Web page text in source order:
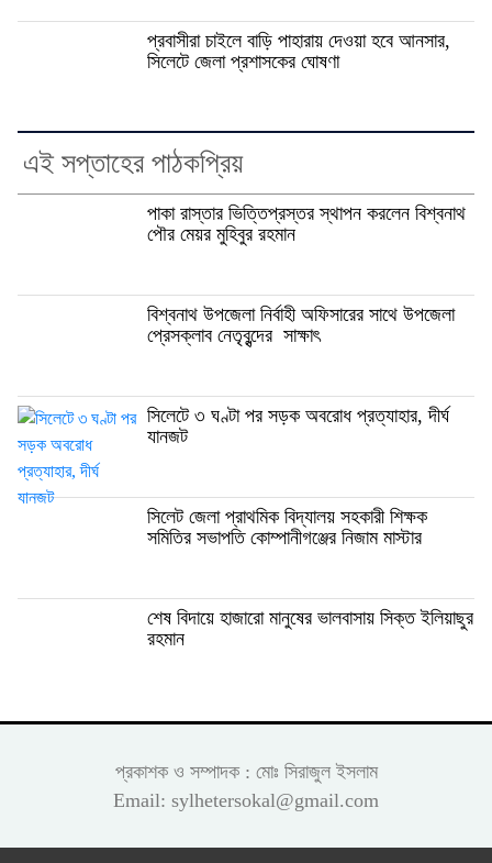
প্রবাসীরা চাইলে বাড়ি পাহারায় দেওয়া হবে আনসার,
সিলেটে জেলা প্রশাসকের ঘোষণা
এই সপ্তাহের পাঠকপ্রিয়
পাকা রাস্তার ভিত্তিপ্রস্তর স্থাপন করলেন বিশ্বনাথ
পৌর মেয়র মুহিবুর রহমান
বিশ্বনাথ উপজেলা নির্বাহী অফিসারের সাথে উপজেলা
প্রেসক্লাব নেতৃবৃন্দের সাক্ষাৎ
সিলেটে ৩ ঘণ্টা পর সড়ক অবরোধ প্রত্যাহার, দীর্ঘ
যানজট
সিলেট জেলা প্রাথমিক বিদ্যালয় সহকারী শিক্ষক
সমিতির সভাপতি কোম্পানীগঞ্জের নিজাম মাস্টার
শেষ বিদায়ে হাজারো মানুষের ভালবাসায় সিক্ত ইলিয়াছুর
রহমান
প্রকাশক ও সম্পাদক : মোঃ সিরাজুল ইসলাম
Email: sylhetersokal@gmail.com